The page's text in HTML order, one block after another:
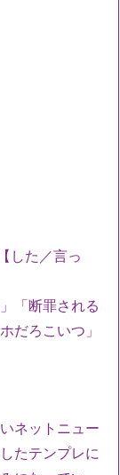
た／言っ
「断罪される
だろこいつ」
ネットニュー
たテンプレに